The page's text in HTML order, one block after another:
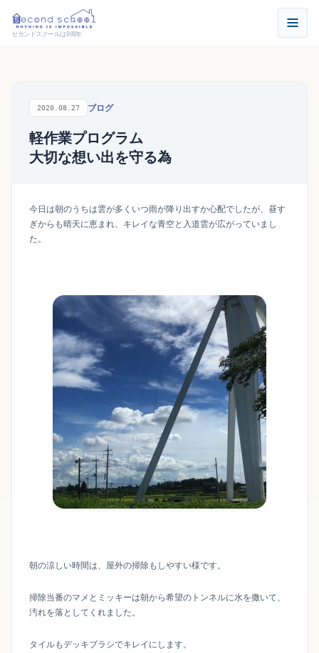
セカンドスクールは9周年
2020.08.27 ブログ
軽作業プログラム
大切な想い出を守る為
今日は朝のうちは雲が多くいつ雨が降り出すか心配でしたが、昼す
ぎからも晴天に恵まれ、キレイな青空と入道雲が広がっていまし
た。
朝の涼しい時間は、屋外の掃除もしやすい様です。
掃除当番のマメとミッキーは朝から希望のトンネルに水を撒いて、
汚れを落としてくれました。
タイルもデッキブラシでキレイにします。